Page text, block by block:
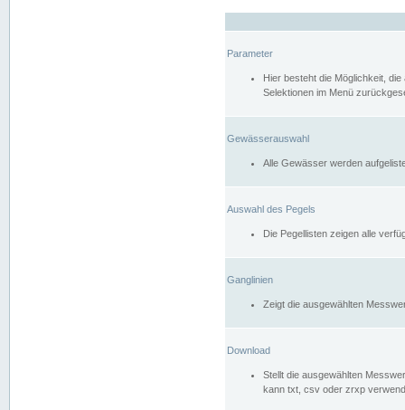
Parameter
Hier besteht die Möglichkeit,
Selektionen im Menü
Gewässerauswahl
Alle Gewässer werden
Auswahl des Pegels
Die Pegellisten zeigen alle
Ganglinien
Zeigt die ausgewählten
Download
Stellt die ausgewählten
kann txt, csv oder zrxp